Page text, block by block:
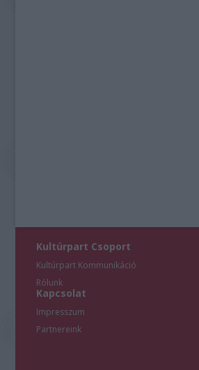
Kultúrpart Csoport
Kultúrpart Kommunikáció
Rólunk
Kapcsolat
Impresszum
Partnereink